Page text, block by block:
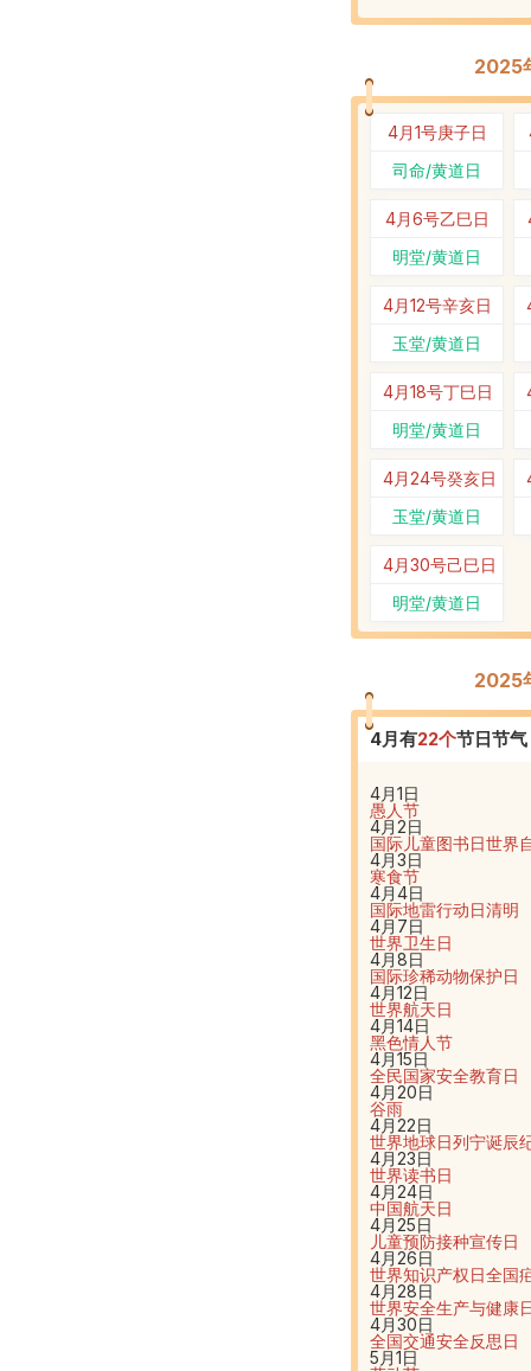
2025
4月1号庚子日
司命/黄道日
4月6号乙巳日
明堂/黄道日
4月12号辛亥日
玉堂/黄道日
4月18号丁巳日
明堂/黄道日
4月24号癸亥日
玉堂/黄道日
4月30号己巳日
明堂/黄道日
2025
4月有22个节日节气
4月1日
愚人节
4月2日
国际儿童图书日世界
4月3日
寒食节
4月4日
国际地雷行动日清明
4月7日
世界卫生日
4月8日
国际珍稀动物保护日
4月12日
世界航天日
4月14日
黑色情人节
4月15日
全民国家安全教育日
4月20日
谷雨
4月22日
世界地球日列宁诞辰
4月23日
世界读书日
4月24日
中国航天日
4月25日
儿童预防接种宣传日
4月26日
世界知识产权日全国
4月28日
世界安全生产与健康
4月30日
全国交通安全反思日
5月1日